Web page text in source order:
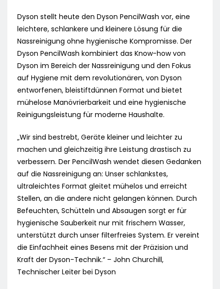
Dyson stellt heute den Dyson PencilWash vor, eine
leichtere, schlankere und kleinere Lösung für die
Nassreinigung ohne hygienische Kompromisse. Der
Dyson PencilWash kombiniert das Know-how von
Dyson im Bereich der Nassreinigung und den Fokus
auf Hygiene mit dem revolutionären, von Dyson
entworfenen, bleistiftdünnen Format und bietet
mühelose Manövrierbarkeit und eine hygienische
Reinigungsleistung für moderne Haushalte.
„Wir sind bestrebt, Geräte kleiner und leichter zu
machen und gleichzeitig ihre Leistung drastisch zu
verbessern. Der PencilWash wendet diesen Gedanken
auf die Nassreinigung an: Unser schlankstes,
ultraleichtes Format gleitet mühelos und erreicht
Stellen, an die andere nicht gelangen können. Durch
Befeuchten, Schütteln und Absaugen sorgt er für
hygienische Sauberkeit nur mit frischem Wasser,
unterstützt durch unser filterfreies System. Er vereint
die Einfachheit eines Besens mit der Präzision und
Kraft der Dyson-Technik.“ – John Churchill,
Technischer Leiter bei Dyson